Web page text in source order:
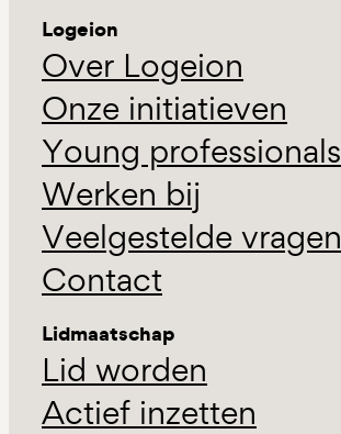
Logeion
Over Logeion
Onze initiatieven
Young professionals
Werken bij
Veelgestelde vragen
Contact
Lidmaatschap
Lid worden
Actief inzetten